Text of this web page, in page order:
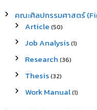
คณะศิลปกรรมศาสตร์
Article (50)
Job Analysis(1)
Research (36)
Thesis(32)
Work Manual(1)